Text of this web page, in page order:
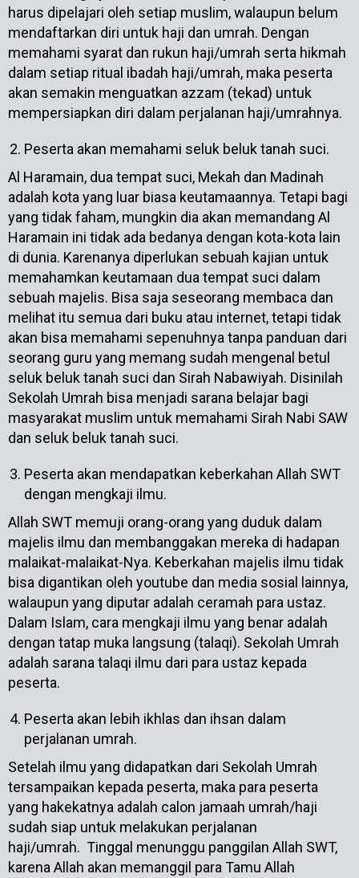
harus dipelajari oleh setiap muslim, walaupun belum
mendaftarkan diri untuk haji dan umrah. Dengan
memahami syarat dan rukun haji/umrah serta hikmah
dalam setiap ritual ibadah haji/umrah, maka peserta
akan semakin menguatkan azzam (tekad) untuk
mempersiapkan diri dalam perjalanan haji/umrahnya.
Peserta akan memahami seluk beluk tanah suci.
Al Haramain, dua tempat suci, Mekah dan Madinah
adalah kota yang luar biasa keutamaannya. Tetapi bagi
yang tidak faham, mungkin dia akan memandang Al
Haramain ini tidak ada bedanya dengan kota-kota lain
di dunia. Karenanya diperlukan sebuah kajian untuk
memahamkan keutamaan dua tempat suci dalam
sebuah majelis. Bisa saja seseorang membaca dan
melihat itu semua dari buku atau internet, tetapi tidak
akan bisa memahami sepenuhnya tanpa panduan dari
seorang guru yang memang sudah mengenal betul
seluk beluk tanah suci dan Sirah Nabawiyah. Disinilah
Sekolah Umrah bisa menjadi sarana belajar bagi
masyarakat muslim untuk memahami Sirah Nabi SAW
dan seluk beluk tanah suci.
Peserta akan mendapatkan keberkahan Allah SWT
dengan mengkaji ilmu.
Allah SWT memuji orang-orang yang duduk dalam
majelis ilmu dan membanggakan mereka di hadapan
malaikat-malaikat-Nya. Keberkahan majelis ilmu tidak
bisa digantikan oleh youtube dan media sosial lainnya,
walaupun yang diputar adalah ceramah para ustaz.
Dalam Islam, cara mengkaji ilmu yang benar adalah
dengan tatap muka langsung (talaqi). Sekolah Umrah
adalah sarana talaqi ilmu dari para ustaz kepada
peserta.
Peserta akan lebih ikhlas dan ihsan dalam
perjalanan umrah.
Setelah ilmu yang didapatkan dari Sekolah Umrah
tersampaikan kepada peserta, maka para peserta
yang hakekatnya adalah calon jamaah umrah/haji
sudah siap untuk melakukan perjalanan
haji/umrah. Tinggal menunggu panggilan Allah SWT,
karena Allah akan memanggil para Tamu Allah